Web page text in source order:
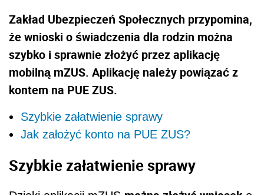
Zakład Ubezpieczeń Społecznych przypomina,
że wnioski o świadczenia dla rodzin można
szybko i sprawnie złożyć przez aplikację
mobilną mZUS. Aplikację należy powiązać z
kontem na PUE ZUS.
Szybkie załatwienie sprawy
Jak założyć konto na PUE ZUS?
Szybkie załatwienie sprawy